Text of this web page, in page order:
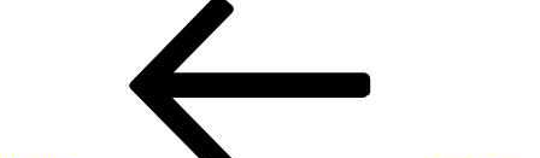
Indlægsnavigation